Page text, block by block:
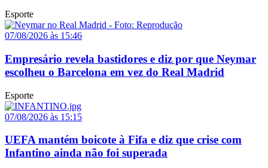
Esporte
07/08/2026 às 15:46
Empresário revela bastidores e diz por que Neymar
escolheu o Barcelona em vez do Real Madrid
Esporte
07/08/2026 às 15:15
UEFA mantém boicote à Fifa e diz que crise com
Infantino ainda não foi superada